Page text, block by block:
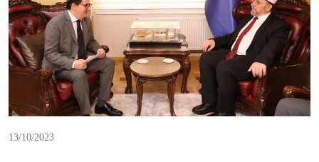
13/10/2023